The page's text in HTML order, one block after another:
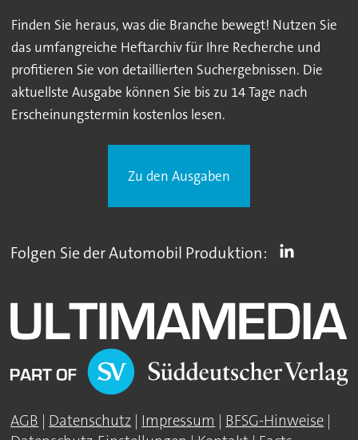
Finden Sie heraus, was die Branche bewegt! Nutzen Sie
das umfangreiche Heftarchiv für Ihre Recherche und
profitieren Sie von detaillierten Suchergebnissen. Die
aktuellste Ausgabe können Sie bis zu 14 Tage nach
Erscheinungstermin kostenlos lesen.
Zu den Ausgaben
Folgen Sie der Automobil Produktion:
AGB | Datenschutz | Impressum | BFSG-Hinweise |